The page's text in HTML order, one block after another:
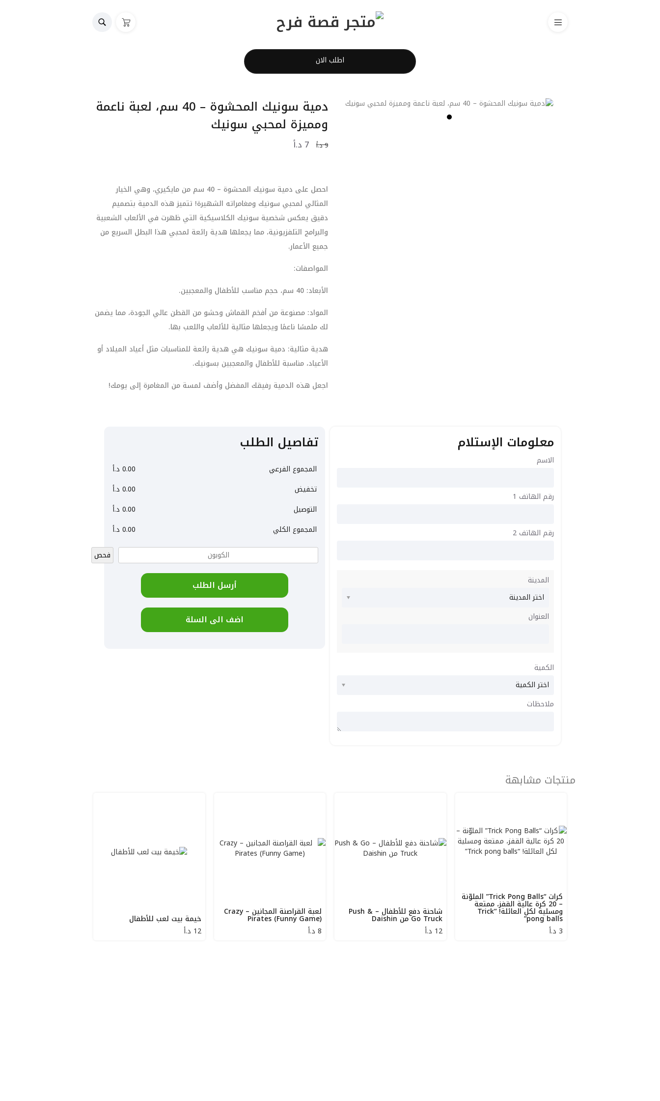
اطلب الان
دمية سونيك المحشوة – 40 سم، لعبة ناعمة
ومميزة لمحبي سونيك
9د.أ 7 د.أ
احصل على دمية سونيك المحشوة – 40 سم من مايكيري، وهي الخيار
المثالي لمحبي سونيك ومغامراته الشهيرة! تتميز هذه الدمية بتصميم
دقيق يعكس شخصية سونيك الكلاسيكية التي ظهرت في الألعاب الشعبية
والبرامج التلفزيونية، مما يجعلها هدية رائعة لمحبي هذا البطل السريع من
جميع الأعمار.
المواصفات:
الأبعاد: 40 سم، حجم مناسب للأطفال والمعجبين.
المواد: مصنوعة من أفخم القماش وحشو من القطن عالي الجودة، مما يضمن
لك ملمسًا ناعمًا ويجعلها مثالية للألعاب واللعب بها.
هدية مثالية: دمية سونيك هي هدية رائعة للمناسبات مثل أعياد الميلاد أو
الأعياد، مناسبة للأطفال والمعجبين بسونيك.
اجعل هذه الدمية رفيقك المفضل وأضف لمسة من المغامرة إلى يومك!
معلومات الإستلام
الاسم
رقم الهاتف 1
رقم الهاتف 2
المدينة
العنوان
الكمية
ملاحظات
تفاصيل الطلب
المجموع الفرعي 0.00 د.أ
تخفيض
0.00 د.أ
التوصيل
0.00 د.أ
المجموع الكلي
0.00 د.أ
فحص
أرسل الطلب
اضف الى السلة
منتجات مشابهة
كرات “Trick Pong Balls” الملوّنة
– 20 كرة عالية القفز، ممتعة
ومسلية لكل العائلة! “Trick
pong balls”
3 د.أ
شاحنة دفع للأطفال – Push &
Go Truck من Daishin
12 د.أ
لعبة القراصنة المجانين – Crazy
Pirates (Funny Game)
8 د.أ
خيمة بيت لعب للأطفال
12 د.أ